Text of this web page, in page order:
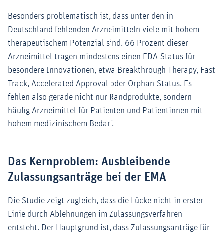
Besonders problematisch ist, dass unter den in
Deutschland fehlenden Arzneimitteln viele mit hohem
therapeutischem Potenzial sind. 66 Prozent dieser
Arzneimittel tragen mindestens einen FDA-Status für
besondere Innovationen, etwa Breakthrough Therapy, Fast
Track, Accelerated Approval oder Orphan-Status. Es
fehlen also gerade nicht nur Randprodukte, sondern
häufig Arzneimittel für Patienten und Patientinnen mit
hohem medizinischem Bedarf.
Das Kernproblem: Ausbleibende
Zulassungsanträge bei der EMA
Die Studie zeigt zugleich, dass die Lücke nicht in erster
Linie durch Ablehnungen im Zulassungsverfahren
entsteht. Der Hauptgrund ist, dass Zulassungsanträge für